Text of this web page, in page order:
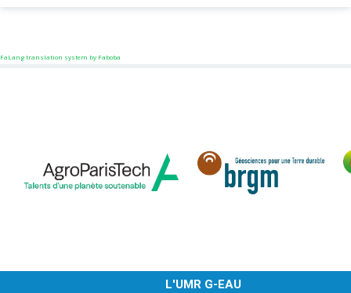
FaLang translation system by Faboba
L'UMR G-EAU